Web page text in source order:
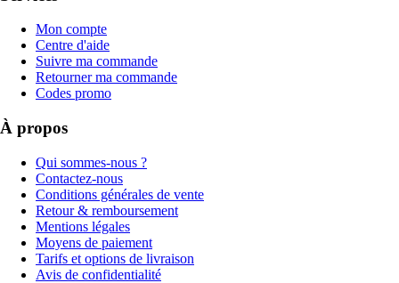
Mon compte
Centre d'aide
Suivre ma commande
Retourner ma commande
Codes promo
À propos
Qui sommes-nous ?
Contactez-nous
Conditions générales de vente
Retour & remboursement
Mentions légales
Moyens de paiement
Tarifs et options de livraison
Avis de confidentialité